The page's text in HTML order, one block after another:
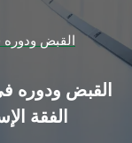
القبض
القبض ودوره
الفقة